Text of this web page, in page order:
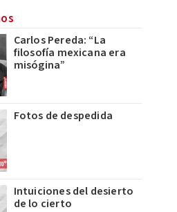
Carlos Pereda: “La
filosofía mexicana era
misógina”
Fotos de despedida
Intuiciones del desierto
de lo cierto